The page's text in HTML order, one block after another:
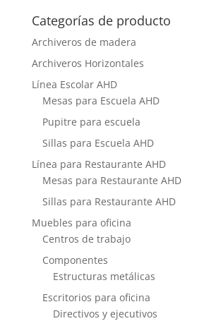
Categorías de producto
Archiveros de madera
Archiveros Horizontales
Línea Escolar AHD
Mesas para Escuela AHD
Pupitre para escuela
Sillas para Escuela AHD
Línea para Restaurante AHD
Mesas para Restaurante AHD
Sillas para Restaurante AHD
Muebles para oficina
Centros de trabajo
Componentes
Estructuras metálicas
Escritorios para oficina
Directivos y ejecutivos